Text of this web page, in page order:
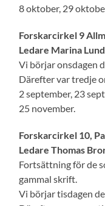
8 oktober, 29
Forskarcirkel 9
Ledare Marina
Vi börjar onsdagen
Därefter var tredje
2 september, 23
25 november.
Forskarcirkel 10,
Ledare Thomas
Fortsättning för de
gammal skrift.
Vi börjar tisdagen